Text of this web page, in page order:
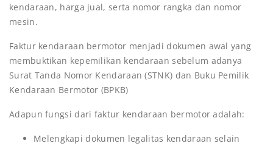
kendaraan, harga jual, serta nomor rangka dan nomor
mesin.
Faktur kendaraan bermotor menjadi dokumen awal yang
membuktikan kepemilikan kendaraan sebelum adanya
Surat Tanda Nomor Kendaraan (STNK) dan Buku Pemilik
Kendaraan Bermotor (BPKB)
Adapun fungsi dari faktur kendaraan bermotor adalah:
Melengkapi dokumen legalitas kendaraan selain